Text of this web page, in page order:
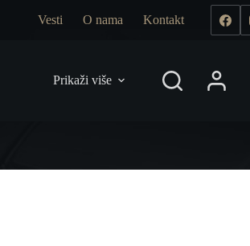
Vesti O nama Kontakt
Prikaži više